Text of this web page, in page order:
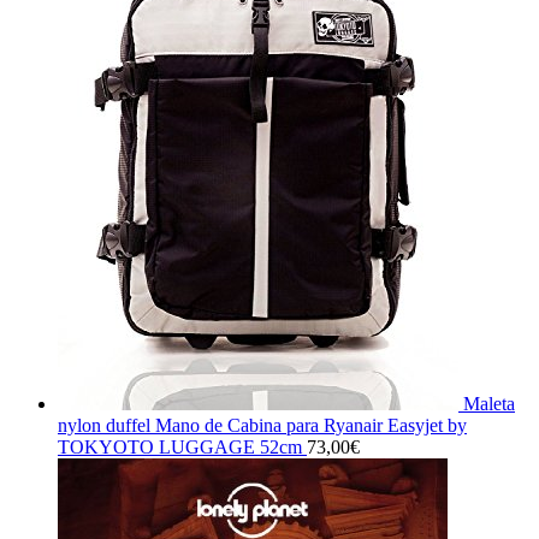
Maleta
nylon duffel Mano de Cabina para Ryanair Easyjet by
TOKYOTO LUGGAGE 52cm 73,00€